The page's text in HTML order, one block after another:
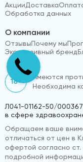
АкцииДоставка
Обработка данных
О компании
ОтзывыПочему мы
Эксклюзивный бренд
18+
Имеются
Необходима
Л041-01162-50/
в сфере
Обращаем ваше
отличаться от цен в
офертой согласно ст.
подробной